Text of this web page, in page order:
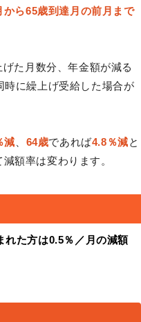
ら65歳到達月の前月まで
げた月数分、年金額が減る
時に繰上げ受給した場合が
減、 64歳であれば4.8％減と
額率は変わります。
れた方は0.5％／月の減額